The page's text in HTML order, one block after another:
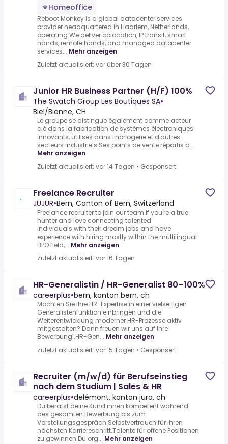
Homeoffice
Reboot Monkey is a global datacenter services
provider headquartered in Haarlem, Netherlands,
operating.We deliver colocation, IP transit, smart
hands, remote hands, and managed datacenter
services... Mehr anzeigen
Zuletzt aktualisiert: vor über 30 Tagen
Junior HR Business Partner (H/F) 100%
The Swatch Group Les Boutiques SA•
Biel/Bienne, CH
Le groupe se distingue également comme acteur
clé dans la fabrication de systèmes électroniques
innovants, utilisés dans l'horlogerie et d'autres
secteurs industriels.Ses points de vente répartis d...
Mehr anzeigen
Zuletzt aktualisiert: vor 14 Tagen • Gesponsert
Freelance Recruiter
JUJUR•Bern, Canton of Bern, Switzerland
Freelance recruiter to join our team.If you're a true
hunter and love connecting talented
individuals with their dream jobs and have
experience with hiring mostly within the multilingual
BPO field,... Mehr anzeigen
Zuletzt aktualisiert: vor 16 Tagen
HR-Generalistin / HR-Generalist 80–100%
careerplus•bern, kanton bern, ch
Möchten Sie Ihre HR-Expertise in einer vielseitigen
Generalistenfunktion einbringen und die
Weiterentwicklung moderner HR-Prozesse aktiv
mitgestalten? Dann freuen wir uns auf Ihre
Bewerbung!.HR-Gen... Mehr anzeigen
Zuletzt aktualisiert: vor 15 Tagen • Gesponsert
Recruiter (m/w/d) für Berufseinstieg
nach dem Studium | Sales & HR
careerplus•delémont, kanton jura, ch
Du berätst deine Kund:innen kompetent während
des gesamten.Bewerbung bis zum
Vorstellungsgespräch.Selbstvertrauen für ihren
nächsten Karriereschritt.Talente für offene Positionen
zu gewinnen.Du org... Mehr anzeigen